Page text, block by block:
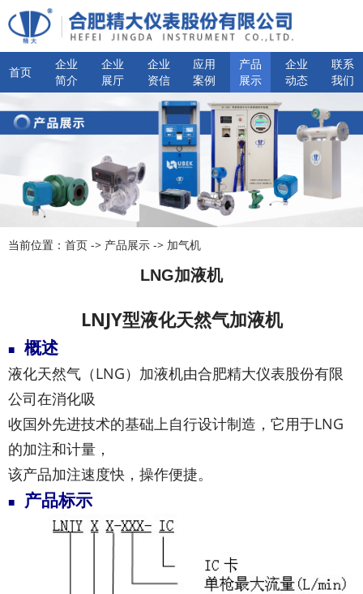
首页
企业
简介
企业
展厅
企业
资信
应用
案例
产品
展示
企业
动态
联系
我们
当前位置： 首页 -> 产品展示 -> 加气机
LNG加液机
LNJY型液化天然气加液机
■
概述
液化天然气（LNG）加液机由合肥精大仪表股份有限
公司在消化吸
收国外先进技术的基础上自行设计制造，它用于LNG
的加注和计量，
该产品加注速度快，操作便捷。
■ 产品标示